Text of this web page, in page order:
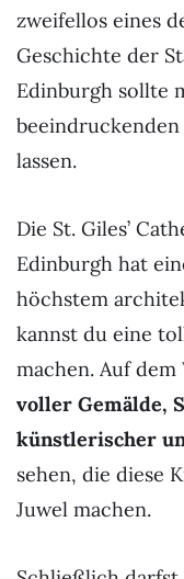
zweifellos eines
Geschichte der
Edinburgh sollte
lassen.
Die St. Giles’
Edinburgh hat
höchstem
kannst du eine
machen. Auf
voller Gemälde,
künstlerischer
sehen, die diese
Juwel machen.